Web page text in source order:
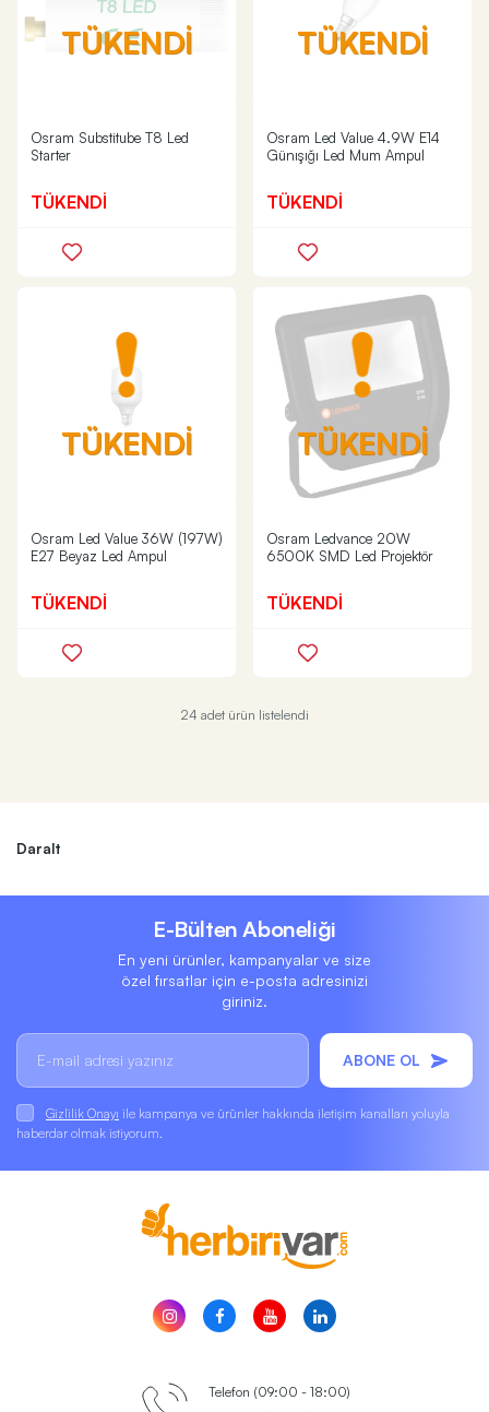
TÜKENDİ
Osram Substitube T8 Led
Starter
TÜKENDİ
TÜKENDİ
Osram Led Value 4.9W E14
Günışığı Led Mum Ampul
TÜKENDİ
TÜKENDİ
Osram Led Value 36W (197W)
E27 Beyaz Led Ampul
TÜKENDİ
TÜKENDİ
Osram Ledvance 20W
6500K SMD Led Projektör
TÜKENDİ
24 adet ürün listelendi
Daralt
E-Bülten Aboneliği
En yeni ürünler, kampanyalar ve size
özel fırsatlar için e-posta adresinizi
giriniz.
ABONE OL
Gizlilik Onayı ile kampanya ve ürünler hakkında iletişim kanalları yoluyla
haberdar olmak istiyorum.
Telefon (09:00 - 18:00)